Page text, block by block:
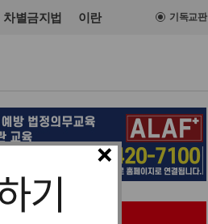
차별금지법 이란 기독교판
×